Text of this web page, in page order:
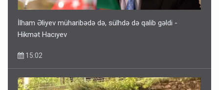
İlham Əliyev müharibədə də, sülhdə də qalib gəldi -
Hikmət Hacıyev
15:02